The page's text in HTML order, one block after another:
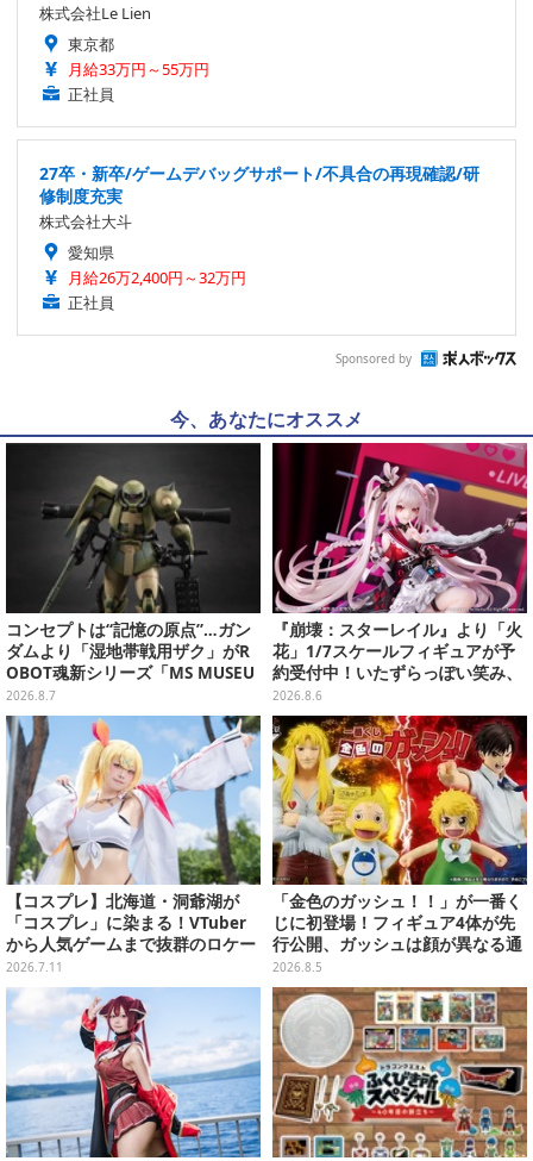
株式会社Le Lien
東京都
月給33万円～55万円
正社員
27卒・新卒/ゲームデバッグサポート/不具合の再現確認/研
修制度充実
株式会社大斗
愛知県
月給26万2,400円～32万円
正社員
Sponsored by
今、あなたにオススメ
コンセプトは“記憶の原点”…ガン
ダムより「湿地帯戦用ザク」がR
OBOT魂新シリーズ「MS MUSEU
M」で商品化！博物館イメージの
ベースも注目
2026.8.7
『崩壊：スターレイル』より「火
花」1/7スケールフィギュアが予
約受付中！いたずらっぽい笑み、
シルクハット型のステージが華や
かさを演出
2026.8.6
【コスプレ】北海道・洞爺湖が
「コスプレ」に染まる！VTuber
から人気ゲームまで抜群のロケー
ションも必見な美女レイヤー10選
【写真45枚】
2026.7.11
「金色のガッシュ！！」が一番く
じに初登場！フィギュア4体が先
行公開、ガッシュは顔が異なる通
常/ザケルver.の2種
2026.8.5